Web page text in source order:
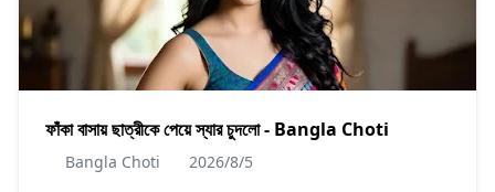
ফাঁকা বাসায় ছাত্রীকে পেয়ে স্যার চুদলো - Bangla Choti
Bangla Choti 2026/8/5